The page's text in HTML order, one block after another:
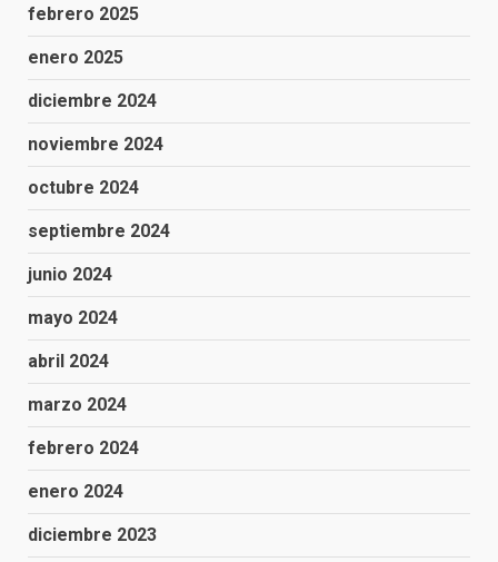
febrero 2025
enero 2025
diciembre 2024
noviembre 2024
octubre 2024
septiembre 2024
junio 2024
mayo 2024
abril 2024
marzo 2024
febrero 2024
enero 2024
diciembre 2023